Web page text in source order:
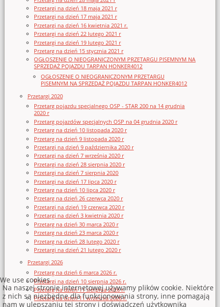
Przetargi na dzień 18 maja 2021 r
Przetargi na dzień 17 maja 2021 r
Przetargi na dzień 16 kwietnia 2021 r.
Przetargi na dzień 22 lutego 2021 r
Przetargi na dzień 19 lutego 2021 r
Przetarg na dzień 15 stycznia 2021 r
OGŁOSZENIE O NIEOGRANICZONYM PRZETARGU PISEMNYM NA
SPRZEDAŻ POJAZDU TARPAN HONKER4012
OGŁOSZENIE O NIEOGRANICZONYM PRZETARGU
PISEMNYM NA SPRZEDAŻ POJAZDU TARPAN HONKER4012
Przetargi 2020
Przetarg pojazdu specjalnego OSP - STAR 200 na 14 grudnia
2020 r
Przetarg pojazdów specjalnych OSP na 04 grudnia 2020 r
Przetarg na dzień 10 listopada 2020 r
Przetarg na dzień 9 listopada 2020 r
Przetargi na dzień 9 października 2020 r
Przetargi na dzień 7 września 2020 r
Przetargi na dzień 28 sierpnia 2020 r
Przetargi na dzień 7 sierpnia 2020
Przetargi na dzień 17 lipca 2020 r
Przetarg na dzień 10 lipca 2020 r
Przetarg na dzień 26 czerwca 2020 r
Przetargi na dzień 19 czerwca 2020 r
Przetargi na dzień 3 kwietnia 2020 r
Przetarg na dzień 30 marca 2020 r
Przetarg na dzień 23 marca 2020 r
Przetarg na dzień 28 lutego 2020 r
Przetargi na dzień 21 lutego 2020 r
Przetargi 2026
Przetarg na dzień 6 marca 2026 r.
Przetargi na dzień 10 sierpnia 2026 r.
Przetarg na dzień 11 sierpnia 2026 r.
Przetarg na dzień 11 września 2026 r.
We use cookies
Na naszej stronie internetowej używamy plików cookie. Niektóre
z nich są niezbędne dla funkcjonowania strony, inne pomagają
nam w ulepszaniu tej strony i doświadczeń użytkownika